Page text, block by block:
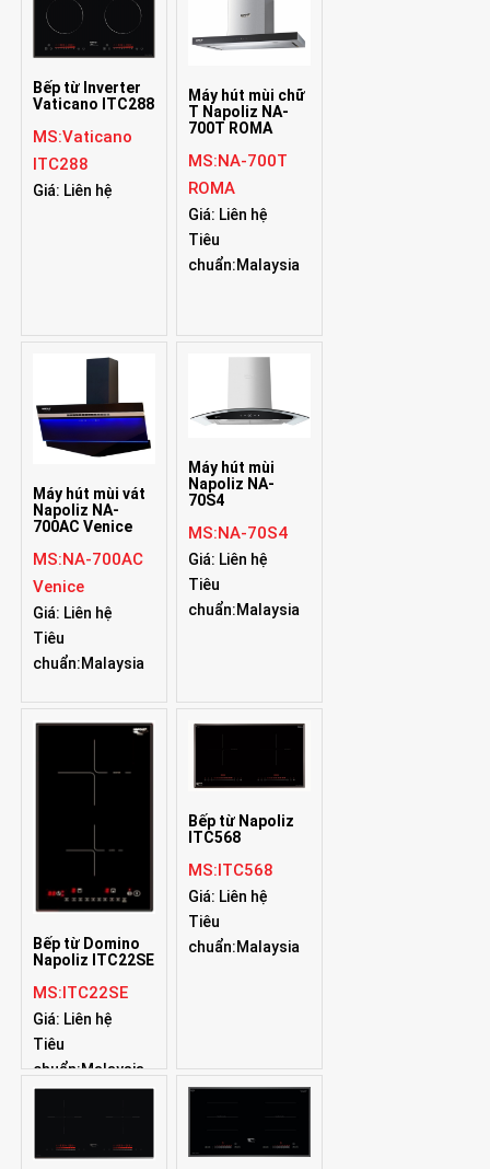
Bếp từ Inverter
Vaticano ITC288
MS:Vaticano
ITC288
Giá: Liên hệ
Máy hút mùi chữ
T Napoliz NA-
700T ROMA
MS:NA-700T
ROMA
Giá: Liên hệ
Tiêu
chuẩn:Malaysia
Máy hút mùi vát
Napoliz NA-
700AC Venice
MS:NA-700AC
Venice
Giá: Liên hệ
Tiêu
chuẩn:Malaysia
Máy hút mùi
Napoliz NA-
70S4
MS:NA-70S4
Giá: Liên hệ
Tiêu
chuẩn:Malaysia
Bếp từ Domino
Napoliz ITC22SE
MS:ITC22SE
Giá: Liên hệ
Tiêu
chuẩn:Malaysia
Bếp từ Napoliz
ITC568
MS:ITC568
Giá: Liên hệ
Tiêu
chuẩn:Malaysia